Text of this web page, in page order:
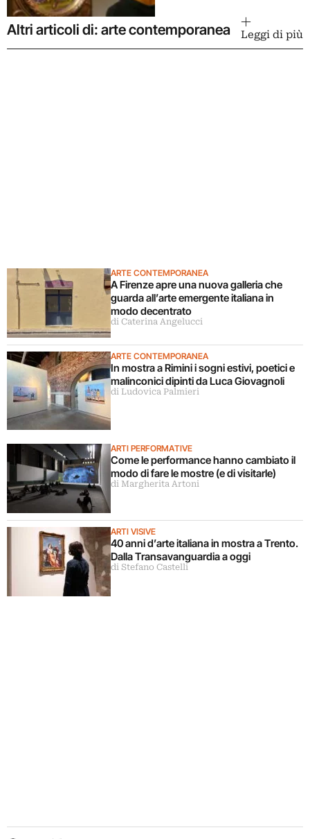
Altri articoli di: arte contemporanea Leggi di più
ARTE CONTEMPORANEA
A Firenze apre una nuova galleria che
guarda all’arte emergente italiana in
modo decentrato
di Caterina Angelucci
ARTE CONTEMPORANEA
In mostra a Rimini i sogni estivi, poetici e
malinconici dipinti da Luca Giovagnoli
di Ludovica Palmieri
ARTI PERFORMATIVE
Come le performance hanno cambiato il
modo di fare le mostre (e di visitarle)
di Margherita Artoni
ARTI VISIVE
40 anni d’arte italiana in mostra a Trento.
Dalla Transavanguardia a oggi
di Stefano Castelli